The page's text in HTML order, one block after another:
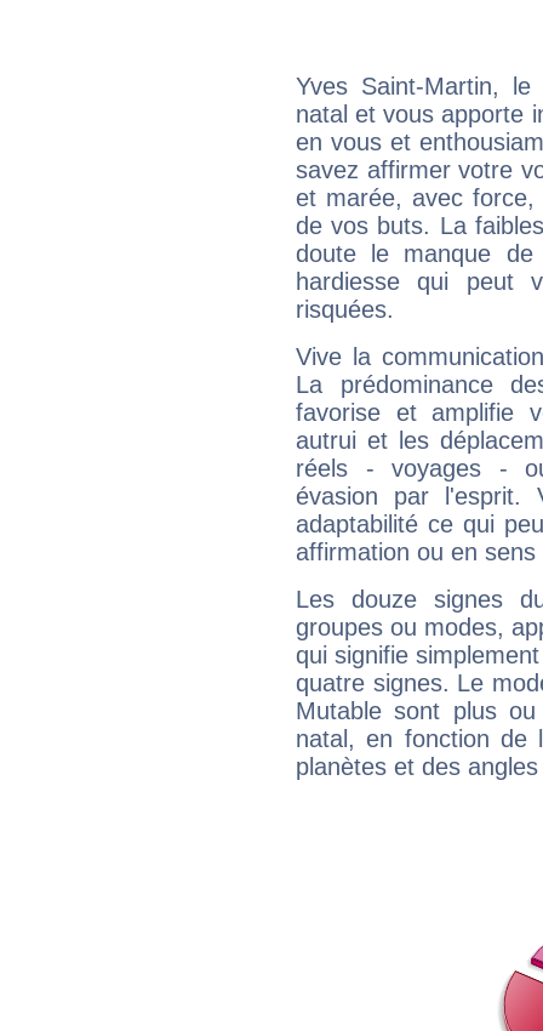
Yves Saint-Martin,
natal et vous apporte
en vous et
savez affirmer votre
et marée, avec
de vos buts. La
doute le manque
hardiesse qui peut
risquées.
Vive la
La prédominance
favorise et amplifie
autrui et les
réels - voyages -
évasion par l'esprit.
adaptabilité ce qui
affirmation ou en
Les douze signes
groupes ou modes,
qui signifie
quatre signes. Le
Mutable sont plus
natal, en fonction de
planètes et des